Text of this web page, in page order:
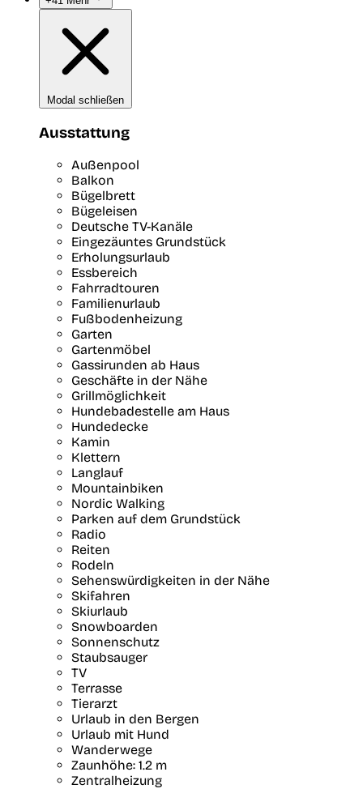
Modal schließen
Ausstattung
Außenpool
Balkon
Bügelbrett
Bügeleisen
Deutsche TV-Kanäle
Eingezäuntes Grundstück
Erholungsurlaub
Essbereich
Fahrradtouren
Familienurlaub
Fußbodenheizung
Garten
Gartenmöbel
Gassirunden ab Haus
Geschäfte in der Nähe
Grillmöglichkeit
Hundebadestelle am Haus
Hundedecke
Kamin
Klettern
Langlauf
Mountainbiken
Nordic Walking
Parken auf dem Grundstück
Radio
Reiten
Rodeln
Sehenswürdigkeiten in der Nähe
Skifahren
Skiurlaub
Snowboarden
Sonnenschutz
Staubsauger
TV
Terrasse
Tierarzt
Urlaub in den Bergen
Urlaub mit Hund
Wanderwege
Zaunhöhe: 1.2 m
Zentralheizung